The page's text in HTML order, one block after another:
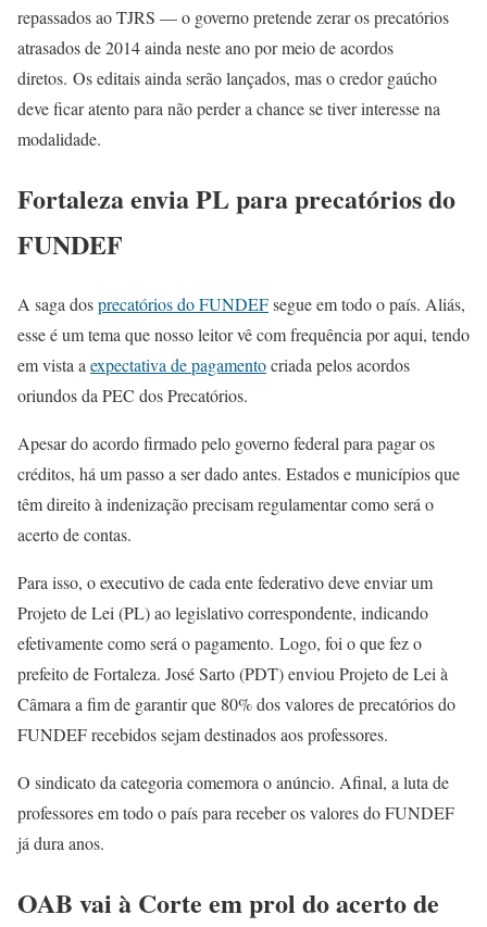
repassados ao TJRS — o governo pretende zerar os precatórios
atrasados de 2014 ainda neste ano por meio de acordos
diretos. Os editais ainda serão lançados, mas o credor gaúcho
deve ficar atento para não perder a chance se tiver interesse na
modalidade.
Fortaleza envia PL para precatórios do
FUNDEF
A saga dosprecatórios do FUNDEFsegue em todo o país. Aliás,
esse é um tema que nosso leitor vê com frequência por aqui, tendo
em vista a expectativa de pagamentocriada pelos acordos
oriundos da PEC dos Precatórios.
Apesar do acordo firmado pelo governo federal para pagar os
créditos, há um passo a ser dado antes. Estados e municípios que
têm direito à indenização precisam regulamentar como será o
acerto de contas.
Para isso, o executivo de cada ente federativo deve enviar um
Projeto de Lei (PL) ao legislativo correspondente, indicando
efetivamente como será o pagamento. Logo, foi o que fez o
prefeito de Fortaleza. José Sarto (PDT) enviou Projeto de Lei à
Câmara a fim de garantir que 80% dos valores de precatórios do
FUNDEF recebidos sejam destinados aos professores.
O sindicato da categoria comemora o anúncio. Afinal, a luta de
professores em todo o país para receber os valores do FUNDEF
já dura anos.
OAB vai à Corte em prol do acerto de